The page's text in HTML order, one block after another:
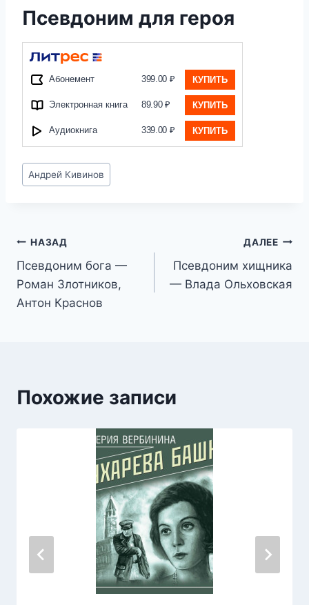
Псевдоним для героя
Абонемент 399.00 ₽ КУПИТЬ
Электронная книга 89.90 ₽ КУПИТЬ
Аудиокнига 339.00 ₽ КУПИТЬ
Метки
записи:
Андрей Кивинов
Навигация
по
записям
НАЗАД
Псевдоним бога —
Роман Злотников,
Антон Краснов
ДАЛЕЕ
Псевдоним хищника
— Влада Ольховская
Похожие записи